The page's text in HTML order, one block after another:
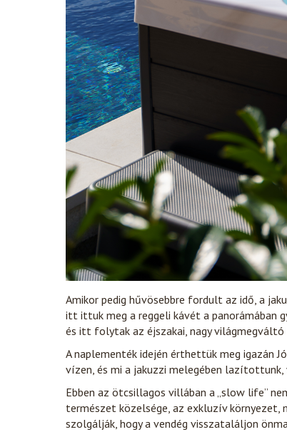
Amikor pedig hűvösebbre fordult az idő, a
itt ittuk meg a reggeli kávét a panorámában
és itt folytak az éjszakai, nagy világmegváltó
A naplementék idején érthettük meg igazán
vízen, és mi a jakuzzi melegében
Ebben az ötcsillagos villában a „slow life”
természet közelsége, az exkluzív
szolgálják, hogy a vendég visszataláljon